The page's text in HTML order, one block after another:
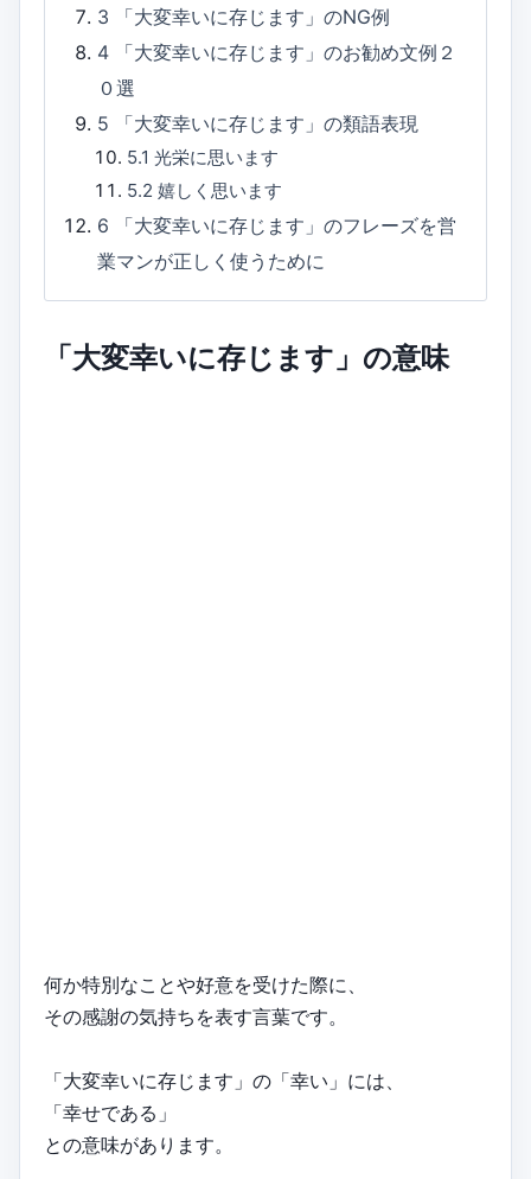
3
「大変幸いに存じます」のNG例
4
「大変幸いに存じます」のお勧め文例２
０選
5
「大変幸いに存じます」の類語表現
5.1 光栄に思います
5.2 嬉しく思います
6
「大変幸いに存じます」のフレーズを営
業マンが正しく使うために
「大変幸いに存じます」の意味
何か特別なことや好意を受けた際に、
その感謝の気持ちを表す言葉です。
「大変幸いに存じます」の「幸い」には、
「幸せである」
との意味があります。